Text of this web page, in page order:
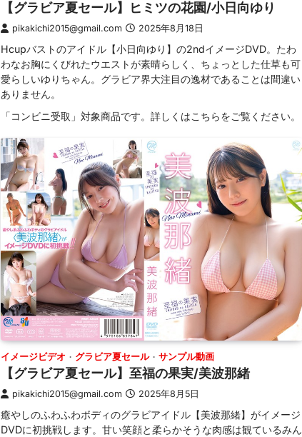
【グラビア夏セール】ヒミツの花園/小日向ゆり
pikakichi2015@gmail.com 2025年8月18日
Hcupバストのアイドル【小日向ゆり】の2ndイメージDVD。たわ
わなお胸にくびれたウエストが素晴らしく、ちょっとした仕草も可
愛らしいゆりちゃん。グラビア界大注目の逸材であることは間違い
ありません。
「コンビニ受取」対象商品です。詳しくはこちらをご覧ください。
イメージビデオ グラビア夏セール サンプル動画
【グラビア夏セール】至福の果実/美波那緒
pikakichi2015@gmail.com 2025年8月5日
癒やしのふわふわボディのグラビアイドル【美波那緒】がイメージ
DVDに初挑戦します。甘い笑顔と柔らかそうな肉感は観ているみん